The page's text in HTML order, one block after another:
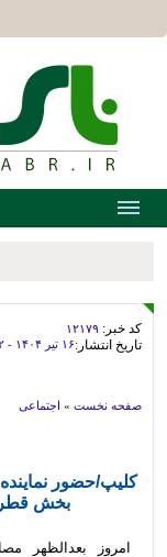
کد خبر: ۱۲۱۷۹
تاریخ انتشار:۱۶ تير ۱۴۰۴ - ۱۳:۳۲
صفحه نخست » اجتماعی
کلیپ/حضور
بخش
امروز بعدالظهر